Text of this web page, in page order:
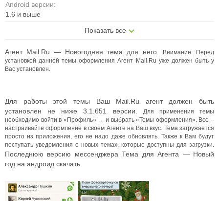
Android версии:
1.6 и выше
Показать все
Агент Mail.Ru — Новогодняя тема для него.
Внимание: Перед
установкой данной темы оформления Агент Mail.Ru уже должен быть у
Вас установлен.
Для работы этой темы Ваш Mail.Ru агент должен быть
установлен не ниже 3.1.651 версии. Для применения темы
необходимо войти в «Профиль» → и выбрать «Темы оформления». Все –
настраивайте оформление в своем Агенте на Ваш вкус. Тема загружается
просто из приложения, его не надо даже обновлять. Также к Вам будут
поступать уведомления о новых темах, которые доступны для загрузки.
Последнюю версию мессенджера Тема для Агента — Новый
год на андроид скачать.